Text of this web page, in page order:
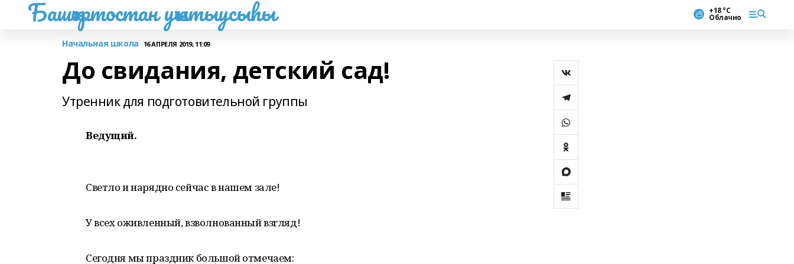
Башҡортостан уҡытыусыһы +18 °С
Облачно
Начальная школа 16 АПРЕЛЯ 2019, 11:09
До свидания, детский сад!
Утренник для подготовительной группы
Ведущий.
Светло и нарядно сейчас в нашем зале!
У всех оживленный, взволнованный взгляд!
Сегодня мы праздник большой отмечаем: